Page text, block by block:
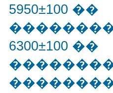
5950±100 ��
6300±100 ��
��������